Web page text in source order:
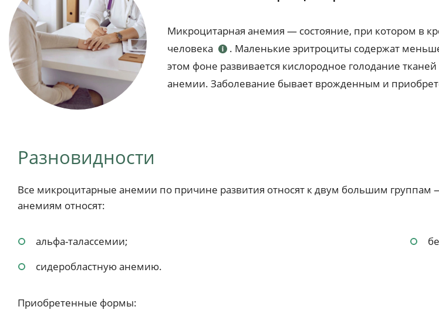
Микроцитарная анемия — состояние, при котором в
человека
. Маленькие эритроциты содержат
этом фоне развивается кислородное голодание
анемии. Заболевание бывает врожденным и
Разновидности
Все микроцитарные анемии по причине развития относят к двум большим
анемиям относят:
альфа-талассемии;
сидеробластную анемию.
Приобретенные формы: